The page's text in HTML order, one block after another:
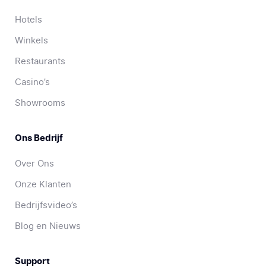
Hotels
Winkels
Restaurants
Casino’s
Showrooms
Ons Bedrijf
Over Ons
Onze Klanten
Bedrijfsvideo’s
Blog en Nieuws
Support